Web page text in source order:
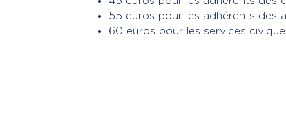
55 euros pour les adhérents des
60 euros pour les services